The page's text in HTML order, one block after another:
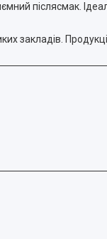
післясмак.
закладів.